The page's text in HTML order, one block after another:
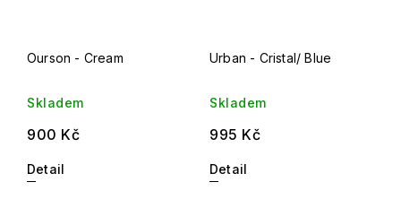
Ourson - Cream
Skladem
900 Kč
Detail
Urban - Cristal/ Blue
Skladem
995 Kč
Detail